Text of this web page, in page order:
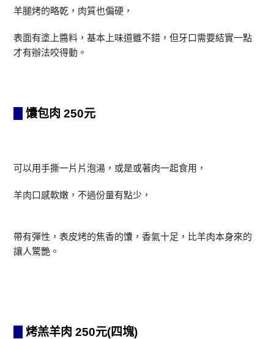
羊腿烤的略乾，肉質也偏硬，
表面有塗上醬料，基本上味道雖不錯，但牙口需要結實一點
才有辦法咬得動。
馕包肉 250元
可以用手撕一片片泡湯，或是或著肉一起食用，
羊肉口感軟嫩，不過份量有點少，
帶有彈性，表皮烤的焦香的馕，香氣十足，比羊肉本身來的
讓人驚艷。
烤羔羊肉 250元(四塊)